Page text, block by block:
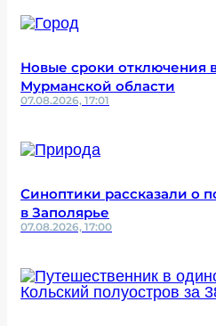
Новые сроки отключения
Мурманской области
07.08.2026, 17:01
Синоптики рассказали о
в Заполярье
07.08.2026, 17:00